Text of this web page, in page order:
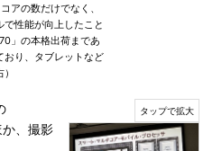
アの数だけでなく、
性能が向上したこと
」の本格出荷まであ
おり、タブレットなど
、撮影